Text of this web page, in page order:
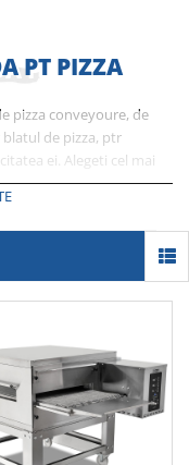
PT PIZZA
pizza conveyoure, de
de pizza, ptr
ei. Alegeti cel mai
cu ultima